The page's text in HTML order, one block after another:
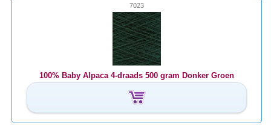
7023
100% Baby Alpaca 4-draads 500 gram Donker Groen